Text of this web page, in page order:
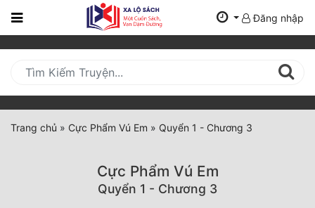
Trang
Mới
Cập
Nhật
(current)
Đăng nhập
Trang chủ » Cực Phẩm Vú Em » Quyển 1 - Chương 3
Cực Phẩm Vú Em
Quyển 1 - Chương 3